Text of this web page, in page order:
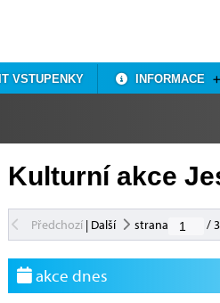
VSTUPENKY INFORMACE
Kulturní akce
Předchozí| Další strana /
akce dnes